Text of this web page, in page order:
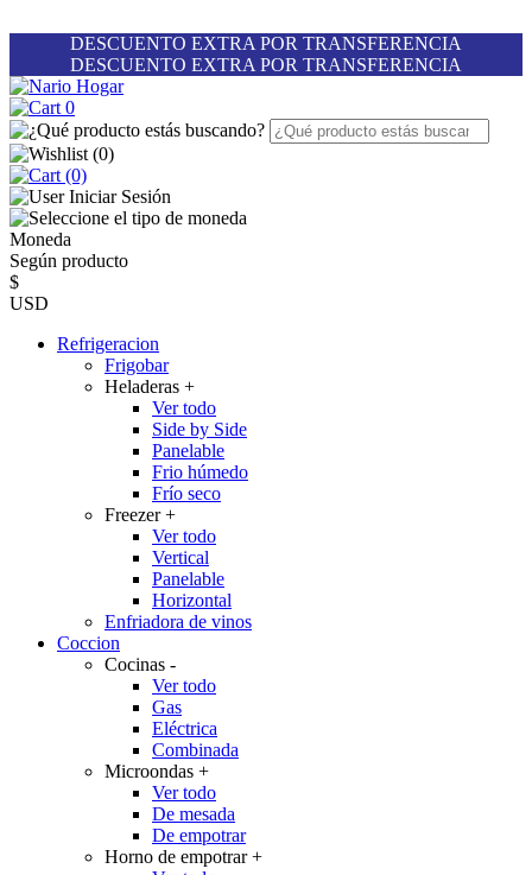
DESCUENTO EXTRA POR TRANSFERENCIA
DESCUENTO EXTRA POR TRANSFERENCIA
0
(0)
(0)
Iniciar Sesión
Moneda
Según producto
$
USD
Refrigeracion
Frigobar
Heladeras +
Ver todo
Side by Side
Panelable
Frio húmedo
Frío seco
Freezer+
Ver todo
Vertical
Panelable
Horizontal
Enfriadora de vinos
Coccion
Cocinas -
Ver todo
Gas
Eléctrica
Combinada
Microondas +
Ver todo
De mesada
De empotrar
Horno de empotrar+